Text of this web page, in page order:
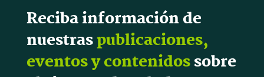
Reciba información de
nuestraspublicaciones,
eventos y contenidossobre